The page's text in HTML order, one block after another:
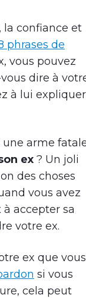
la confiance et
phrases de
vous pouvez
dire à
à lui expliquer
arme
ex ? Un joli
des choses
vous avez
accepter sa
votre ex.
ex que vous
si vous
cela peut